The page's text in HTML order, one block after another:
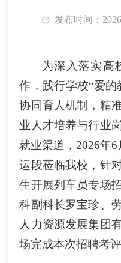
发布时间：
为深入落实高
作，践行学校“爱的
协同育人机制，精
业人才培养与行业
就业渠道，2026年
运段莅临我校，针
生开展列车员专场
科副科长罗宝珍、
人力资源发展集团
场完成本次招聘考评